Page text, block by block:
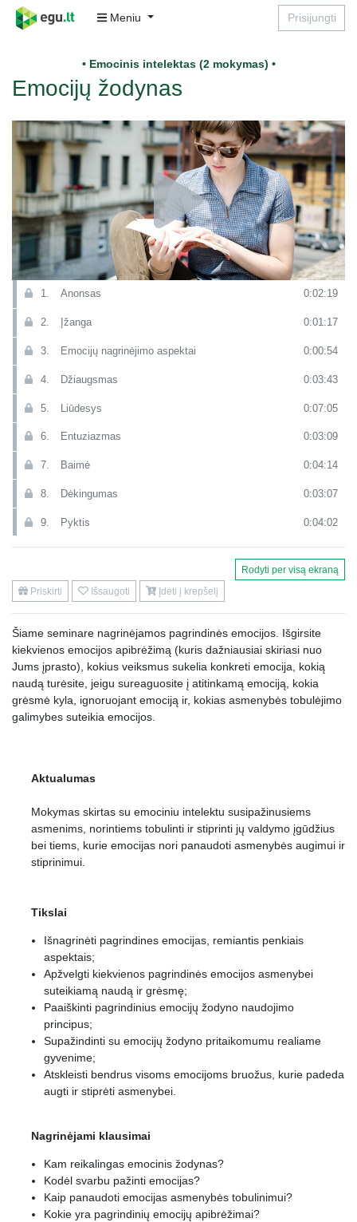
Meniu Prisijungti
• Emocinis intelektas (2 mokymas) •
Emocijų žodynas
1. Anonsas 0:02:19
2. Įžanga 0:01:17
3. Emocijų nagrinėjimo aspektai 0:00:54
4. Džiaugsmas 0:03:43
5. Liūdesys 0:07:05
6. Entuziazmas 0:03:09
7. Baimė 0:04:14
8. Dėkingumas 0:03:07
9. Pyktis 0:04:02
10. Išdydumas (elgesys) 0:03:25
11. Kaltė 0:06:00
13. Gėda 0:04:06
14. Malonumas 0:04:40
15. Troškimas 0:05:55
16. Nuobodulys
Rodyti per visą ekraną
Priskirti
Išsaugoti Įdėti į krepšelį
Šiame seminare nagrinėjamos pagrindinės emocijos. Išgirsite
kiekvienos emocijos apibrėžimą (kuris dažniausiai skiriasi nuo
Jums įprasto), kokius veiksmus sukelia konkreti emocija, kokią
naudą turėsite, jeigu sureaguosite į atitinkamą emociją, kokia
grėsmė kyla, ignoruojant emociją ir, kokias asmenybės tobulėjimo
galimybes suteikia emocijos.
Aktualumas
Mokymas skirtas su emociniu intelektu susipažinusiems
asmenims, norintiems tobulinti ir stiprinti jų valdymo įgūdžius
bei tiems, kurie emocijas nori panaudoti asmenybės augimui ir
stiprinimui.
Tikslai
Išnagrinėti pagrindines emocijas, remiantis penkiais
aspektais;
Apžvelgti kiekvienos pagrindinės emocijos asmenybei
suteikiamą naudą ir grėsmę;
Paaiškinti pagrindinius emocijų žodyno naudojimo
principus;
Supažindinti su emocijų žodyno pritaikomumu realiame
gyvenime;
Atskleisti bendrus visoms emocijoms bruožus, kurie padeda
augti ir stiprėti asmenybei.
Nagrinėjami klausimai
Kam reikalingas emocinis žodynas?
Kodėl svarbu pažinti emocijas?
Kaip panaudoti emocijas asmenybės tobulinimui?
Kokie yra pagrindinių emocijų apibrėžimai?